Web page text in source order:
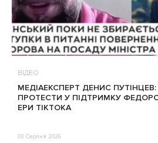
ВІДЕО
МЕДІАЕКСПЕРТ ДЕНИС
ПРОТЕСТИ У ПІДТРИМКУ
ЕРИ ТІКТОКА
03 Серпня 2026